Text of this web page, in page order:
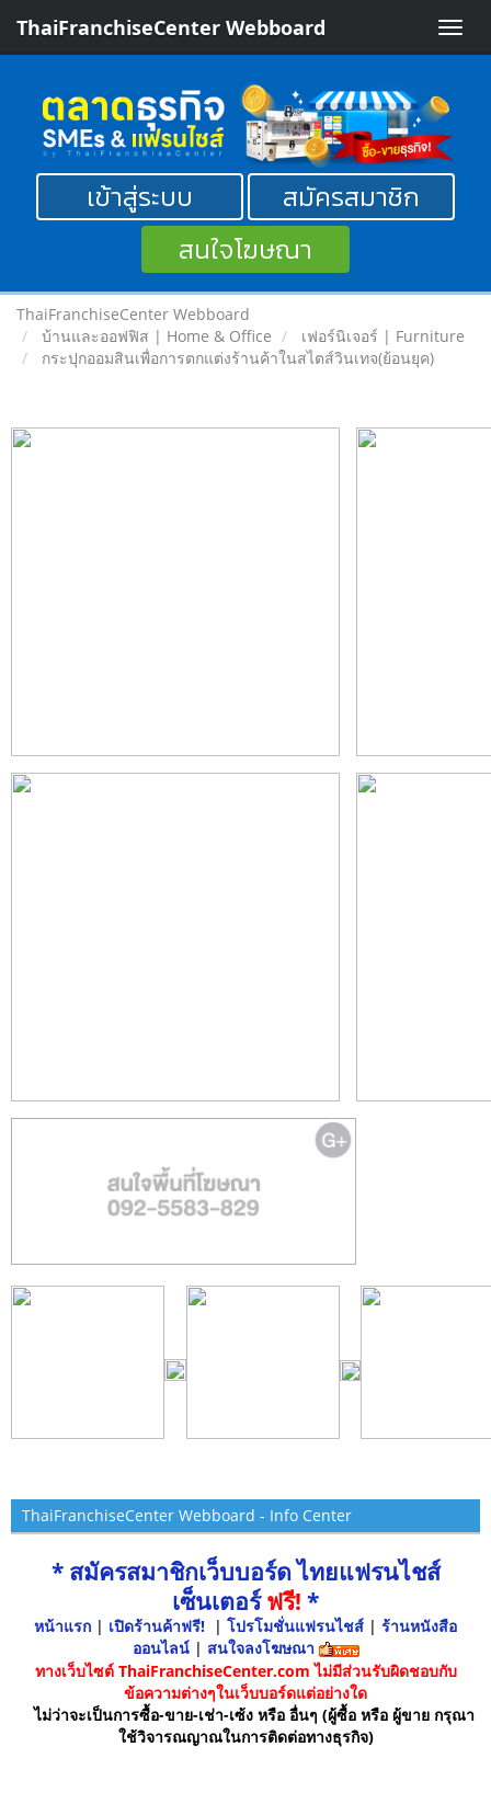
Toggle
ThaiFranchiseCenter Webboard
เข้าสู่ระบบ
สมัครสมาชิก
สนใจโฆษณา
ThaiFranchiseCenter Webboard
บ้านและออฟฟิส | Home & Office
เฟอร์นิเจอร์ | Furniture
กระปุกออมสินเพื่อการตกแต่งร้านค้าในสไตส์วินเทจ(ย้อนยุค)
ThaiFranchiseCenter Webboard - Info Center
* สมัครสมาชิกเว็บบอร์ด ไทยแฟรนไชส์
เซ็นเตอร์ฟรี! *
หน้าแรก | เปิดร้านค้าฟรี! | โปรโมชั่นแฟรนไชส์ | ร้านหนังสือ
ออนไลน์ | สนใจลงโฆษณา
ทางเว็บไซต์ ThaiFranchiseCenter.com ไม่มีส่วนรับผิดชอบกับ
ข้อความต่างๆในเว็บบอร์ดแต่อย่างใด
ไม่ว่าจะเป็นการซื้อ-ขาย-เช่า-เซ้ง หรือ อื่นๆ (ผู้ซื้อ หรือ ผู้ขาย กรุณา
ใช้วิจารณญาณในการติดต่อทางธุรกิจ)